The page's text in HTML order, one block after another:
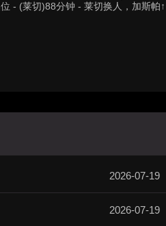
- (莱切)88分钟 - 莱切换人，加斯帕↑
2026-07-19
2026-07-19